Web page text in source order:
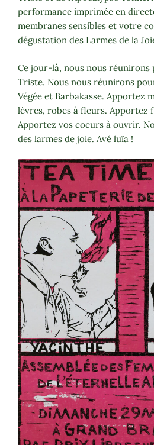
performance imprimée en
membranes sensibles et votre
dégustation des Larmes de la
Ce jour-là, nous nous réunirons
Triste. Nous nous réunirons
Végée et Barbakasse. Apportez
lèvres, robes à fleurs. Apportez
Apportez vos coeurs à ouvrir.
des larmes de joie. Avé luïa !